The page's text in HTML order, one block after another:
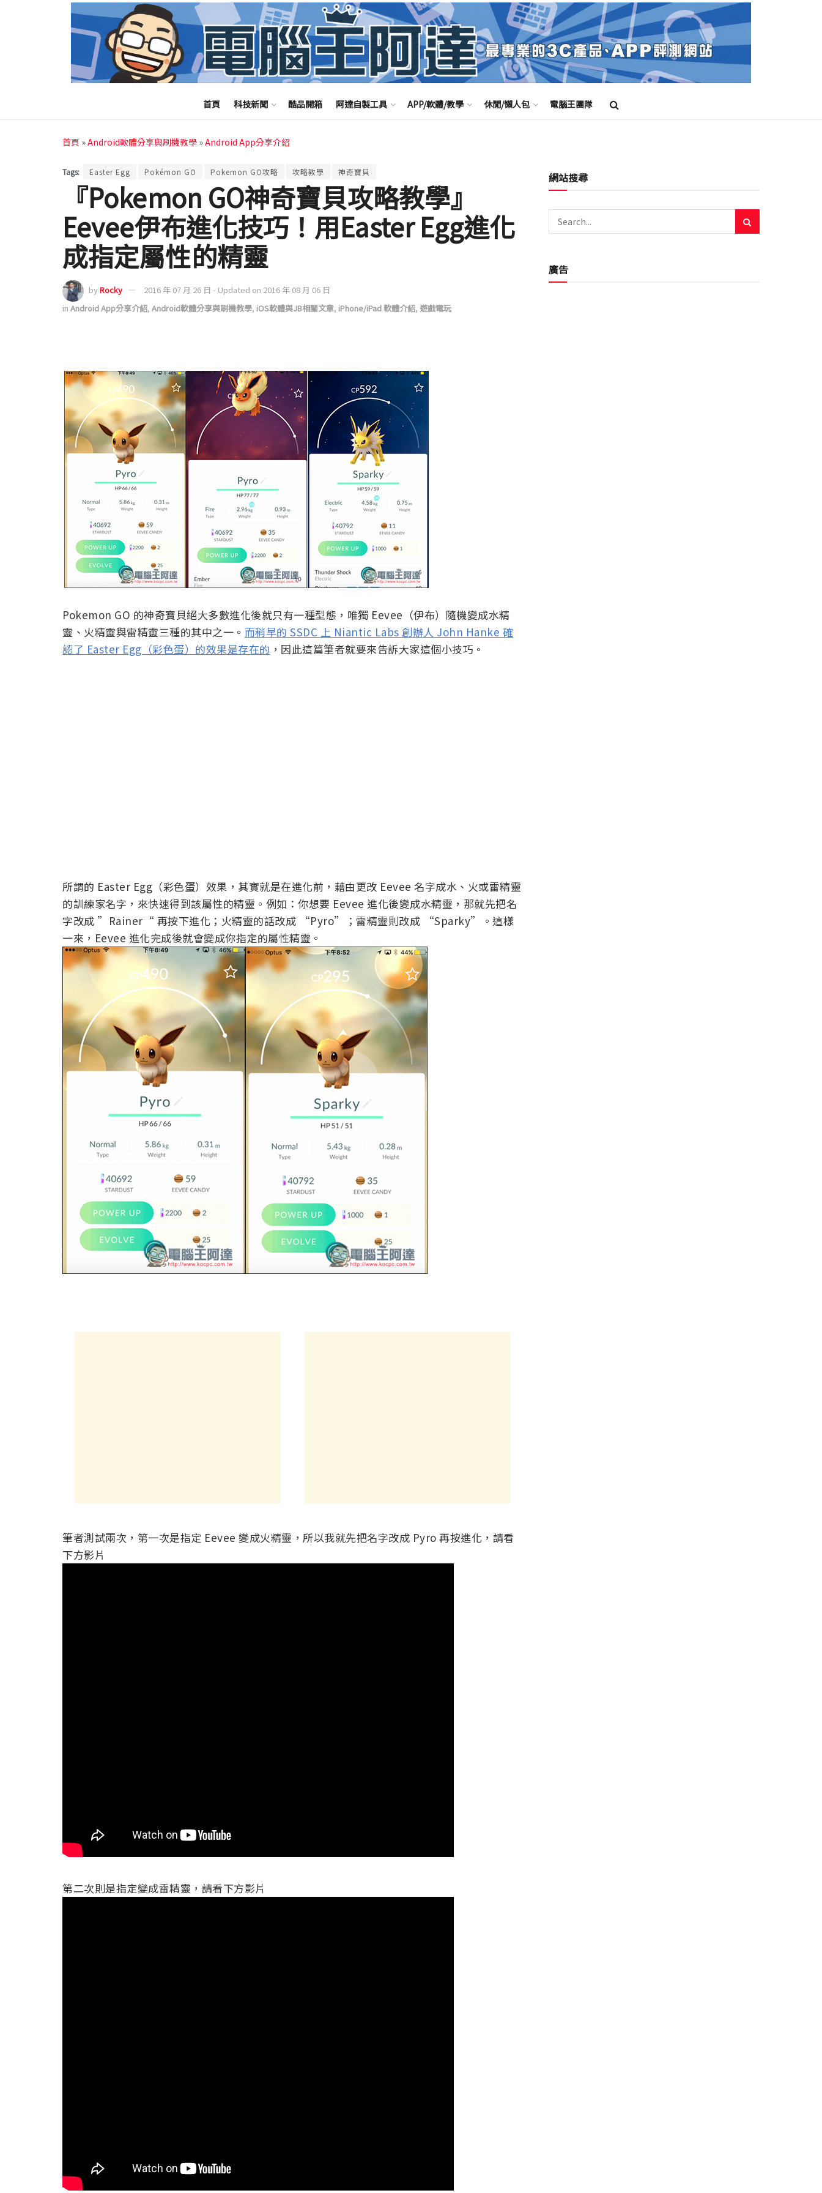
首頁 科技新聞 酷品開箱 阿達自製工具 APP/軟體/教學 休閒/懶人包 電腦王團隊
首頁 »Android軟體分享與刷機教學 »Android App分享介紹
Tags: Easter Egg Pokémon GO Pokemon GO攻略 攻略教學 神奇寶貝
『Pokemon GO神奇寶貝攻略教學』
Eevee伊布進化技巧！用Easter Egg進化
成指定屬性的精靈
byRocky
2016 年 07 月 26 日 - Updated on 2016 年 08 月 06 日
in Android App分享介紹, Android軟體分享與刷機教學, iOS軟體與JB相關文章, iPhone/iPad 軟體介紹, 遊戲電玩
Pokemon GO 的神奇寶貝絕大多數進化後就只有一種型態，唯獨 Eevee（伊布）隨機變成水精
靈、火精靈與雷精靈三種的其中之一。 而稍早的 SSDC 上 Niantic Labs 創辦人 John Hanke 確
認了 Easter Egg（彩色蛋）的效果是存在的 ，因此這篇筆者就要來告訴大家這個小技巧。
所謂的 Easter Egg（彩色蛋）效果，其實就是在進化前，藉由更改 Eevee 名字成水、火或雷精靈
的訓練家名字，來快速得到該屬性的精靈。例如：你想要 Eevee 進化後變成水精靈，那就先把名
字改成 ”Rainer“ 再按下進化；火精靈的話改成 “Pyro”；雷精靈則改成 “Sparky”。這樣
一來，Eevee 進化完成後就會變成你指定的屬性精靈。
筆者測試兩次，第一次是指定 Eevee 變成火精靈，所以我就先把名字改成 Pyro 再按進化，請看
下方影片
第二次則是指定變成雷精靈，請看下方影片
網站搜尋
廣告